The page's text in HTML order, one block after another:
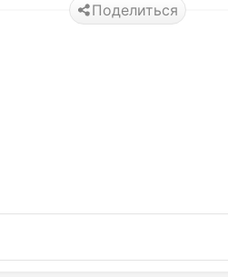
Поделиться